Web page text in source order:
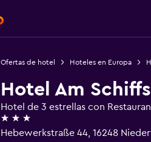
Ofertas de hotel Hoteles en Europa
Hotel Am
Hotel de 3 estrellas con
3 estrellas
Hebewerkstraße 44, 16248